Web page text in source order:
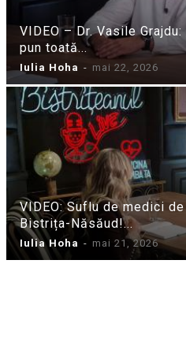
VIDEO – Dr. Vasile
pun toată...
Iulia Hoha - mai 22, 2026
VIDEO: Suflu de medici
Bistrița-Năsăud!...
Iulia Hoha - mai 21, 2026